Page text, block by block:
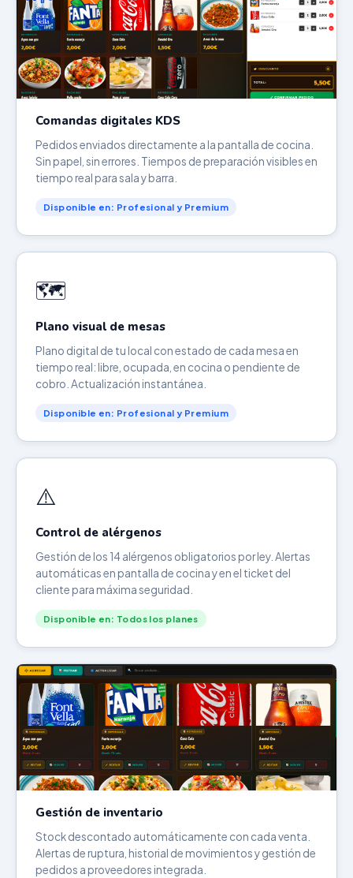
Comandas digitales KDS
Pedidos enviados directamente a la pantalla de cocina.
Sin papel, sin errores. Tiempos de preparación visibles en
tiempo real para sala y barra.
Disponible en: Profesional y Premium
🗺️
Plano visual de mesas
Plano digital de tu local con estado de cada mesa en
tiempo real: libre, ocupada, en cocina o pendiente de
cobro. Actualización instantánea.
Disponible en: Profesional y Premium
⚠️
Control de alérgenos
Gestión de los 14 alérgenos obligatorios por ley. Alertas
automáticas en pantalla de cocina y en el ticket del
cliente para máxima seguridad.
Disponible en: Todos los planes
Gestión de inventario
Stock descontado automáticamente con cada venta.
Alertas de ruptura, historial de movimientos y gestión de
pedidos a proveedores integrada.